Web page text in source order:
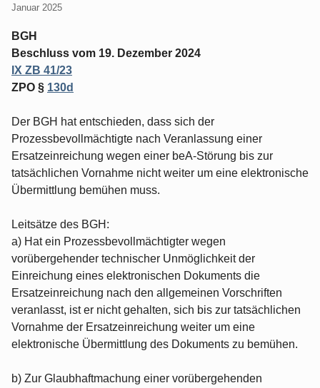
Januar 2025
BGH
Beschluss vom 19. Dezember 2024
IX ZB 41/23
ZPO § 130d
Der BGH hat entschieden, dass sich der
Prozessbevollmächtigte nach Veranlassung einer
Ersatzeinreichung wegen einer beA-Störung bis zur
tatsächlichen Vornahme nicht weiter um eine elektronische
Übermittlung bemühen muss.
Leitsätze des BGH:
a) Hat ein Prozessbevollmächtigter wegen
vorübergehender technischer Unmöglichkeit der
Einreichung eines elektronischen Dokuments die
Ersatzeinreichung nach den allgemeinen Vorschriften
veranlasst, ist er nicht gehalten, sich bis zur tatsächlichen
Vornahme der Ersatzeinreichung weiter um eine
elektronische Übermittlung des Dokuments zu bemühen.
b) Zur Glaubhaftmachung einer vorübergehenden